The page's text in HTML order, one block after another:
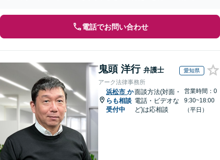
電話でお問い合わせ
鬼頭 洋行 弁護士 愛知県
アーク法律事務所
浜松市 か
らも相談
受付中
面談方法(対面・
電話・ビデオな
ど)は応相談
営業時間：0
9:30~18:00
（平日）